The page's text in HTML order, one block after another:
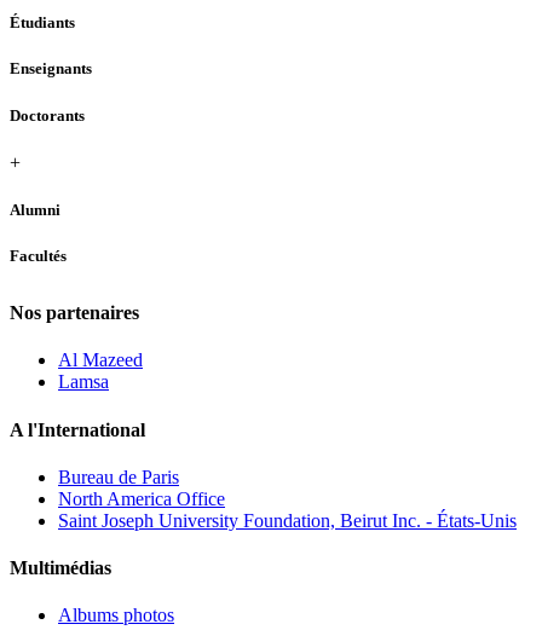
Étudiants
Enseignants
Doctorants
+
Alumni
Facultés
Nos partenaires
Al Mazeed
Lamsa
A l'International
Bureau de Paris
North America Office
Saint Joseph University Foundation, Beirut Inc. - États-Unis
Multimédias
Albums photos